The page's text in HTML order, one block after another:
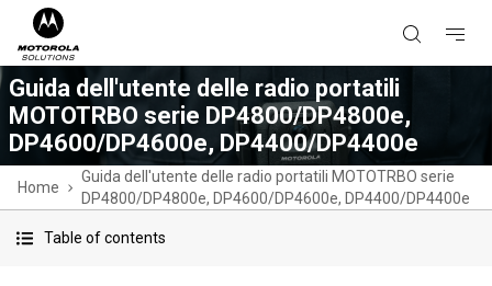
Guida dell'utente delle radio portatili
MOTOTRBO serie DP4800/DP4800e,
DP4600/DP4600e, DP4400/DP4400e
Home
Guida dell'utente delle radio portatili MOTOTRBO serie
DP4800/DP4800e, DP4600/DP4600e, DP4400/DP4400e
Table of contents